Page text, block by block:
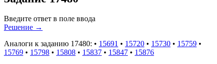
Введите ответ в поле ввода
Решение →
Аналоги к заданию 17480: • 15691 • 15720 • 15730 • 15759 •
15769 • 15798 • 15808 • 15837 • 15847 • 15876